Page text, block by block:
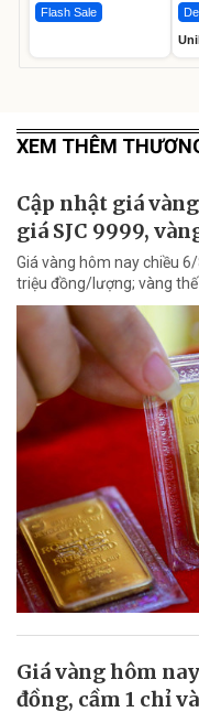
Flash Sale
XEM THÊM
Cập nhật giá
giá SJC 9999,
Giá vàng hôm nay chiều
triệu đồng/lượng; vàng
Giá vàng hôm
đồng, cầm 1 chỉ